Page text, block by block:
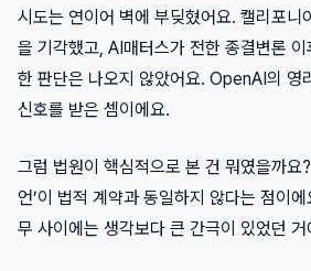
시도는 연이어 벽에 부딪혔어요. 캘리포니
을 기각했고, AI매터스가 전한 종결변론 이
한 판단은 나오지 않았어요. OpenAI의 영
신호를 받은 셈이에요.
그럼 법원이 핵심적으로 본 건 뭐였을까요
언’이 법적 계약과 동일하지 않다는 점이
무 사이에는 생각보다 큰 간극이 있었던 거